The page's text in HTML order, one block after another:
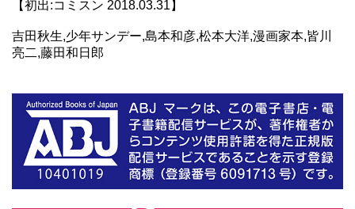
【初出:コミスン 2018.03.31】
吉田秋生,少年サンデー,島本和彦,松本大洋,漫画家本,皆川
亮二,藤田和日郎